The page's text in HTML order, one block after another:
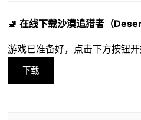
🚽 在线下载沙漠追猎者（
游戏已准备好，点击下方按钮开
下载